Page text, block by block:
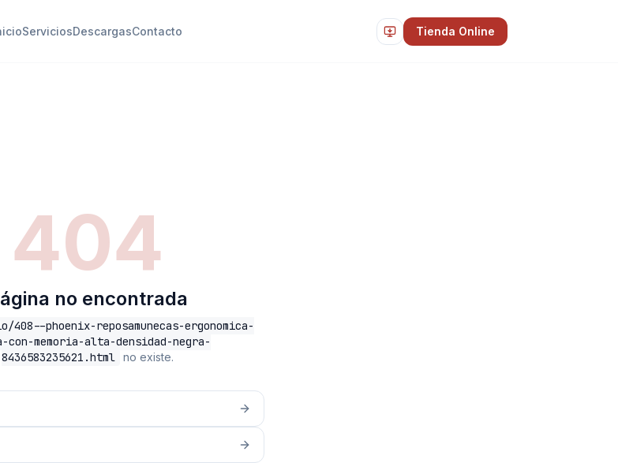
ServiciosDescargasContacto Tienda Online
404
no encontrada
phoenix-reposamunecas-ergonomica-
con-memoria-alta-densidad-negra-
8436583235621.html no existe.